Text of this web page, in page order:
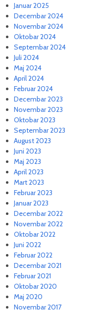
Januar 2025
Decembar 2024
Novembar 2024
Oktobar 2024
Septembar 2024
Juli 2024
Maj 2024
April 2024
Februar 2024
Decembar 2023
Novembar 2023
Oktobar 2023
Septembar 2023
August 2023
Juni 2023
Maj 2023
April 2023
Mart 2023
Februar 2023
Januar 2023
Decembar 2022
Novembar 2022
Oktobar 2022
Juni 2022
Februar 2022
Decembar 2021
Februar 2021
Oktobar 2020
Maj 2020
Novembar 2017